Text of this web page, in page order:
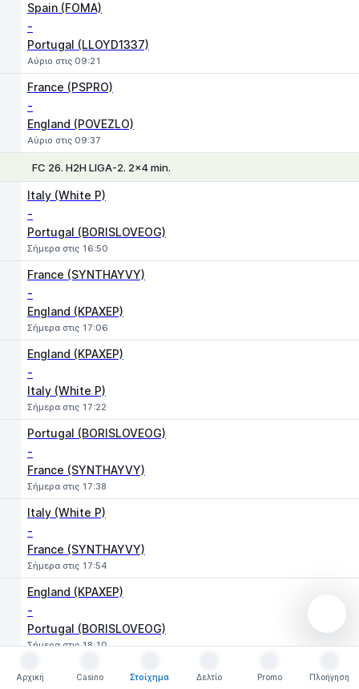
Spain (FOMA)
-
Portugal (LLOYD1337)
Αύριο στις 09:21
France (PSPRO)
-
England (POVEZLO)
Αύριο στις 09:37
FC 26. H2H LIGA-2. 2x4 min.
Italy (White P)
-
Portugal (BORISLOVEOG)
Σήμερα στις 16:50
France (SYNTHAYVY)
-
England (KPAXEP)
Σήμερα στις 17:06
England (KPAXEP)
-
Italy (White P)
Σήμερα στις 17:22
Portugal (BORISLOVEOG)
-
France (SYNTHAYVY)
Σήμερα στις 17:38
Italy (White P)
-
France (SYNTHAYVY)
Σήμερα στις 17:54
England (KPAXEP)
-
Portugal (BORISLOVEOG)
Σήμερα στις 18:10
Portugal (BORISLOVEOG)
Αρχική
Casino
Στοίχημα
Δελτίο
Promo
Πλοήγηση